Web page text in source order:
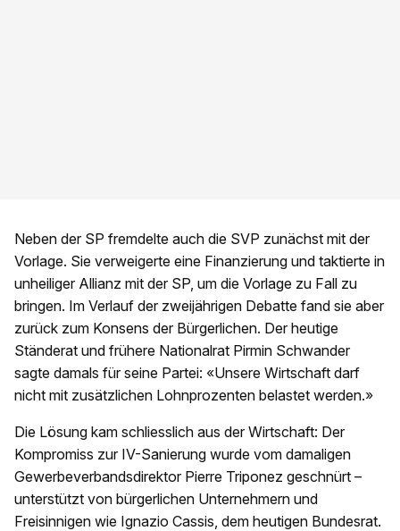
Neben der SP fremdelte auch die SVP zunächst mit der
Vorlage. Sie verweigerte eine Finanzierung und taktierte in
unheiliger Allianz mit der SP, um die Vorlage zu Fall zu
bringen. Im Verlauf der zweijährigen Debatte fand sie aber
zurück zum Konsens der Bürgerlichen. Der heutige
Ständerat und frühere Nationalrat Pirmin Schwander
sagte damals für seine Partei: «Unsere Wirtschaft darf
nicht mit zusätzlichen Lohnprozenten belastet werden.»
Die Lösung kam schliesslich aus der Wirtschaft: Der
Kompromiss zur IV-Sanierung wurde vom damaligen
Gewerbeverbandsdirektor Pierre Triponez geschnürt –
unterstützt von bürgerlichen Unternehmern und
Freisinnigen wie Ignazio Cassis, dem heutigen Bundesrat.